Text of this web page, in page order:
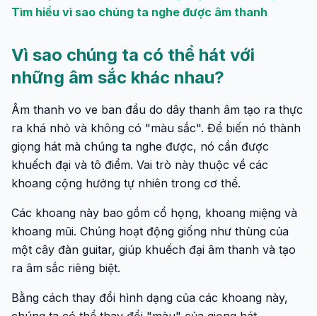
Tìm hiểu vì sao chúng ta nghe được âm thanh
Vì sao chúng ta có thể hát với
những âm sắc khác nhau?
Âm thanh vo ve ban đầu do dây thanh âm tạo ra thực
ra khá nhỏ và không có "màu sắc". Để biến nó thành
giọng hát mà chúng ta nghe được, nó cần được
khuếch đại và tô điểm. Vai trò này thuộc về các
khoang cộng hưởng tự nhiên trong cơ thể.
Các khoang này bao gồm cổ họng, khoang miệng và
khoang mũi. Chúng hoạt động giống như thùng của
một cây đàn guitar, giúp khuếch đại âm thanh và tạo
ra âm sắc riêng biệt.
Bằng cách thay đổi hình dạng của các khoang này,